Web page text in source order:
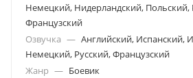
Немецкий, Нидерландский, Польский,
Французский
Озвучка — Английский, Испанский,
Немецкий, Русский, Французский
Жанр — Боевик